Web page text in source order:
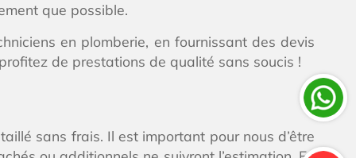
que possible.
en plomberie, en fournissant des devis
de prestations de qualité sans soucis !
sans frais. Il est important pour nous d’être